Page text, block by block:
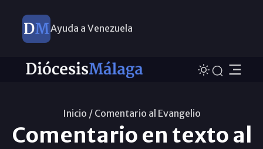
Ayuda a Venezuela
Inicio / Comentario al Evangelio
Comentario en texto al